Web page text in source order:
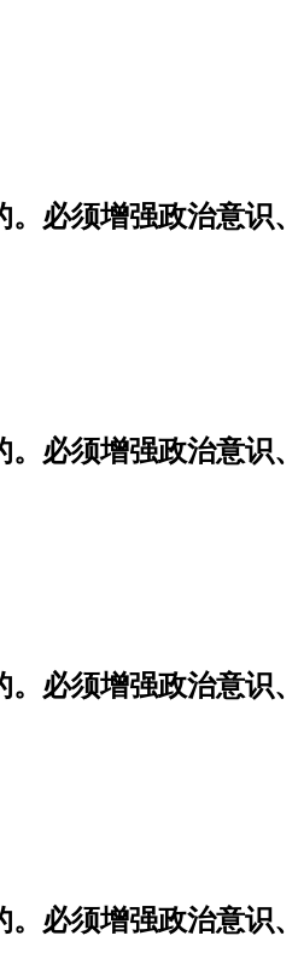
必须增强政治意识
必须增强政治意识
必须增强政治意识
必须增强政治意识